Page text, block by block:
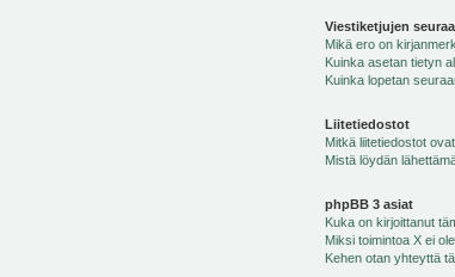
Viestiketjujen
Mikä ero on
Kuinka asetan tietyn
Kuinka lopetan
Liitetiedostot
Mitkä liitetiedostot
Mistä löydän
phpBB 3 asiat
Kuka on kirjoittanut
Miksi toimintoa X ei
Kehen otan yhteyttä